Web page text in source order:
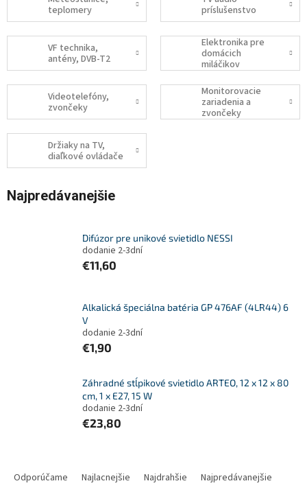
teplomery
príslušenstvo
VF technika,
antény, DVB-T2
Elektronika pre
domácich
miláčikov
Videotelefóny,
zvončeky
Monitorovacie
zariadenia a
zvončeky
Držiaky na TV,
diaľkové ovládače
Najpredávanejšie
Difúzor pre unikové svietidlo NESSI
dodanie 2-3dní
€11,60
Alkalická špeciálna batéria GP 476AF (4LR44) 6
V
dodanie 2-3dní
€1,90
Záhradné stĺpikové svietidlo ARTEO, 12 x 12 x 80
cm, 1 x E27, 15 W
dodanie 2-3dní
€23,80
Odporúčame Najlacnejšie Najdrahšie
Najpredávanejšie